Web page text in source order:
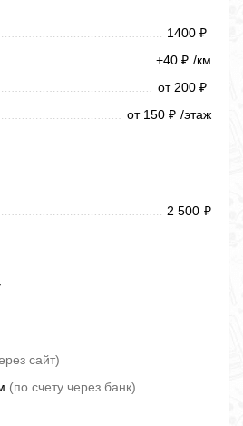
1400 ₽
+40 ₽ /км
от 200 ₽
от 150 ₽ /этаж
2 500 ₽
сайт)
(по счету через банк)